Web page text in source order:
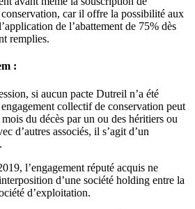
car il offre la possibilité aux
de l’abattement de 75% dès
remplies.
:
si aucun pacte Dutreil n’a été
collectif de conservation peut
du décès par un ou des héritiers ou
d’autres associés, il s’agit d’un
l’engagement réputé acquis ne
d’une société holding entre la
d’exploitation.